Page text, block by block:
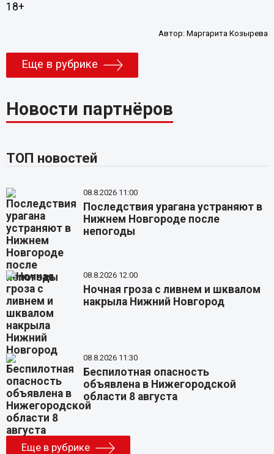
18+
Автор:Маргарита Козырева
Еще в рубрике
Новости партнёров
ТОП новостей
08.8.2026 11:00
Последствия урагана устраняют в
Нижнем Новгороде после
непогоды
08.8.2026 12:00
Ночная гроза с ливнем и шквалом
накрыла Нижний Новгород
08.8.2026 11:30
Беспилотная опасность
объявлена в Нижегородской
области 8 августа
Еще в рубрике